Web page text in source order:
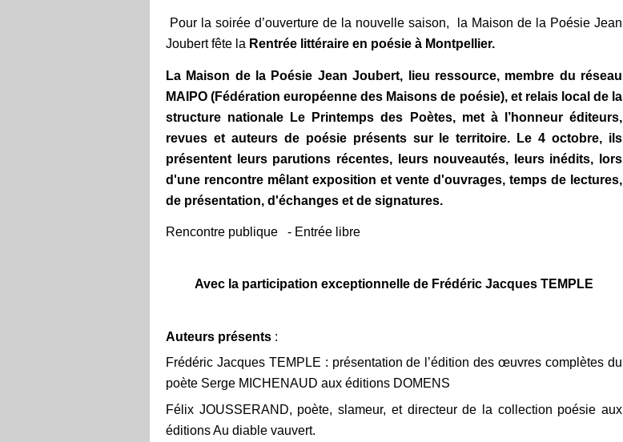
Pour la soirée d’ouverture de la nouvelle saison,
la Maison de la Poésie Jean
Joubert fête la Rentrée littéraire en poésie à Montpellier.
La Maison de la Poésie Jean Joubert, lieu ressource, membre du réseau
MAIPO (Fédération européenne des Maisons de poésie), et relais local de la
structure nationale Le Printemps des Poètes, met à l’honneur éditeurs,
revues et auteurs de poésie présents sur le territoire. Le 4 octobre, ils
présentent leurs parutions récentes, leurs nouveautés, leurs inédits, lors
d'une rencontre mêlant exposition et vente d'ouvrages, temps de lectures,
de présentation, d'échanges et de signatures.
Rencontre publique - Entrée libre
Avec la participation exceptionnelle de Frédéric Jacques TEMPLE
Auteurs présents :
Frédéric Jacques TEMPLE : présentation de l’édition des œuvres complètes du
poète Serge MICHENAUD aux éditions DOMENS
Félix JOUSSERAND, poète, slameur, et directeur de la collection poésie aux
éditions Au diable vauvert.